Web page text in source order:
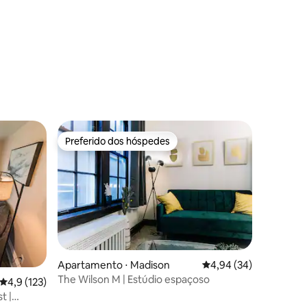
4,9 de uma avaliação média de 5, 123 avaliações
4,9 (123)
|
Preferido dos hóspedes
Preferido dos hóspedes
Apartamento ⋅ Madison 4,94 de uma
4,94 (34)
The Wilson M | Estúdio espaçoso